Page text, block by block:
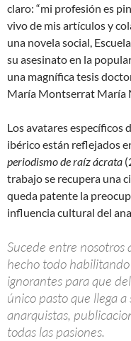
claro: “mi profesión es
vivo de mis artículos y
una novela social,
su asesinato en la
una magnífica tesis
María Montserrat María
Los avatares específicos
ibérico están reflejados
periodismo de raíz ácrata
trabajo se recupera una
queda patente la
influencia cultural del
Sucede entre nosotros
hecho todo
ignorantes para que
único pasto que llega
anarquistas,
todas las pasiones.